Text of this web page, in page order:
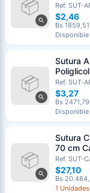
Aguja
36mm
Ref. SUT-
$2,46
Bs 1859,51
Disponible
Sutura
aguja
Und
Ref. SUT-
$3,27
Bs 2471,79
Disponible
Sutura
70 cm
de 1/2
Ref. SUT-
$27,10
Bs
1